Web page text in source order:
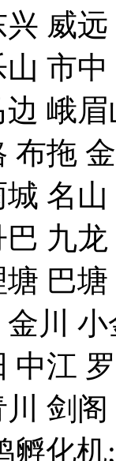
威
市
峨
布拖
名
九
巴
川
中江
剑
孵化机